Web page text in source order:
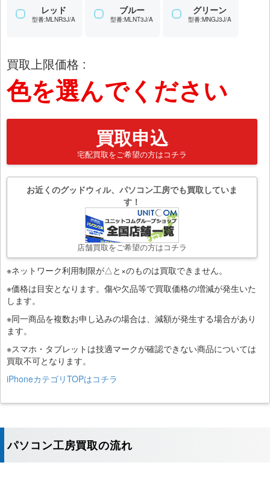
レッド
型番:MLNR3J/A
ブルー
型番:MLNT3J/A
グリーン
型番:MNGJ3J/A
買取上限価格 :
色を選んでください
買取申込
宅配買取をご希望の方はコチラ
お近くのグッドウィル、パソコン工房でも買取していま
す！
店舗買取をご希望の方はコチラ
※ネットワーク利用制限が△と×のものは買取できません。
※価格は目安となります。傷や欠品等で買取価格の増減が発生いた
します。
※同一商品を複数お申し込みの場合は、減額が発生する場合があり
ます。
※スマホ・タブレットは技適マークが確認できない商品については
買取不可となります。
iPhoneカテゴリTOPはコチラ
パソコン工房買取の流れ